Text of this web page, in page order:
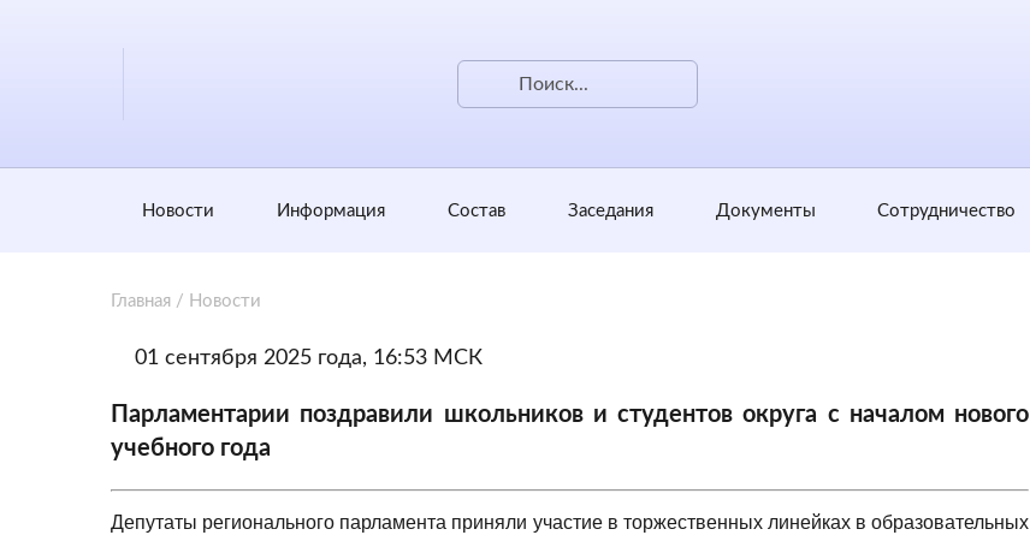
Новости Информация Состав Заседания Документы Сотрудничество
Главная / Новости
01 сентября 2025 года, 16:53 МСК
Парламентарии поздравили школьников и студентов округа с началом нового
учебного года
Депутаты регионального парламента приняли участие в торжественных линейках в образовательных